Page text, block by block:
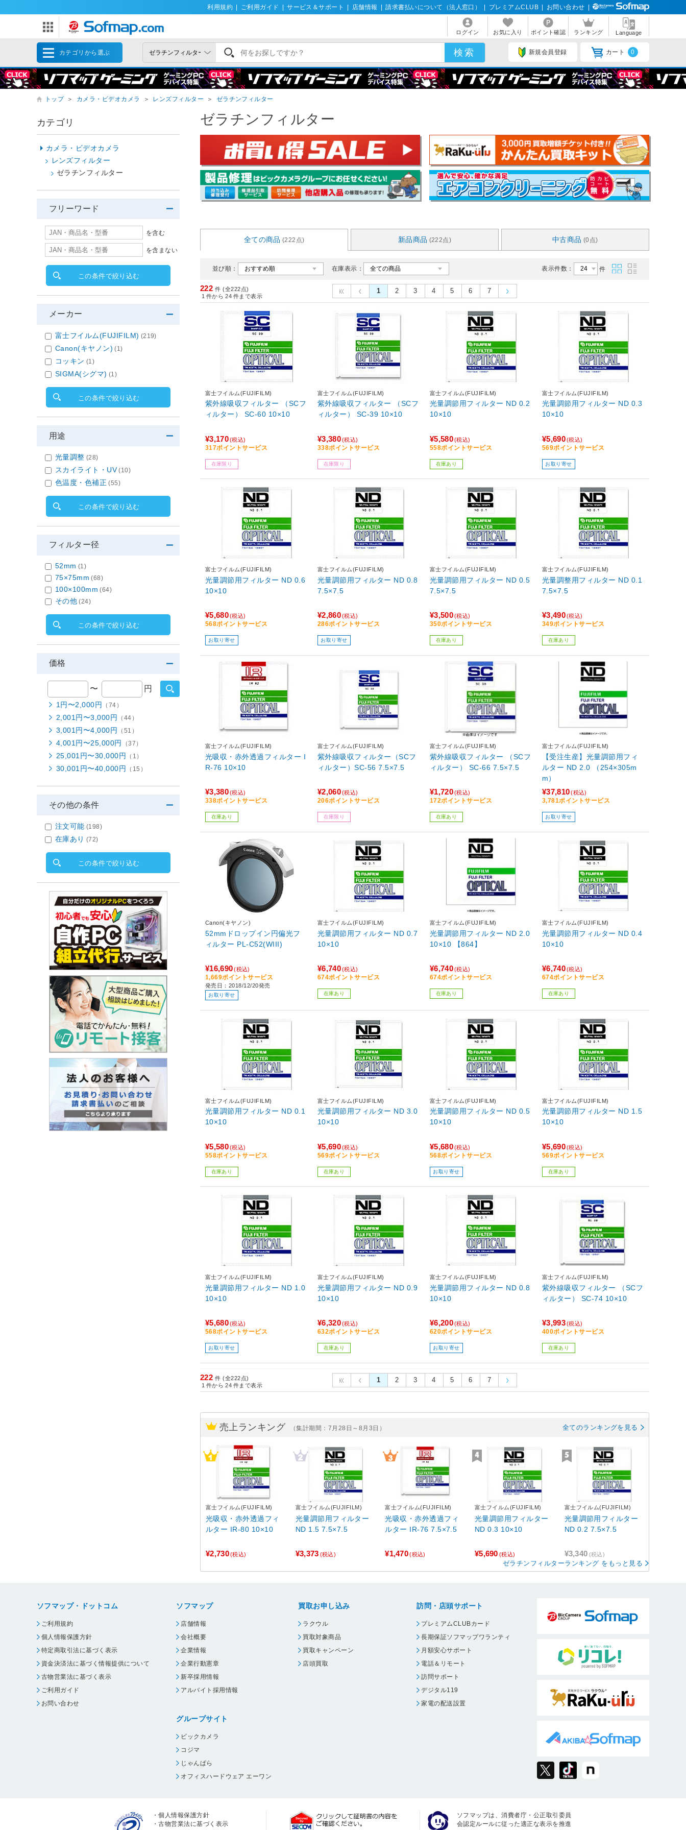
利用規約 ご利用ガイド サービス＆サポート 店舗情報 請求書払いについて（法人窓口） プレミアムCLUB お問い合わせ
ログイン お気に入り ポイント確認 ランキング Language
カテゴリから選ぶ 新規会員登録 カート 0
トップ ＞ カメラ・ビデオカメラ ＞ レンズフィルター ＞ ゼラチンフィルター
ゼラチンフィルター
全ての商品 (222点) 新品商品 (222点) 中古商品 (0点)
並び順： 在庫表示： 表示件数： 件
222 件 (全222点)
1 件から 24 件まで表示
1 2 3 4 5 6 7
富士フイルム(FUJIFILM)
紫外線吸収フィルター （SCフ
ィルター） SC-60 10×10
¥3,170(税込)
317ポイントサービス
在庫限り
富士フイルム(FUJIFILM)
紫外線吸収フィルター （SCフ
ィルター） SC-39 10×10
¥3,380(税込)
338ポイントサービス
在庫限り
富士フイルム(FUJIFILM)
光量調節用フィルター ND 0.2
10×10
¥5,580(税込)
558ポイントサービス
在庫あり
富士フイルム(FUJIFILM)
光量調節用フィルター ND 0.3
10×10
¥5,690(税込)
569ポイントサービス
お取り寄せ
富士フイルム(FUJIFILM)
光量調節用フィルター ND 0.6
10×10
¥5,680(税込)
568ポイントサービス
お取り寄せ
富士フイルム(FUJIFILM)
光量調節用フィルター ND 0.8
7.5×7.5
¥2,860(税込)
286ポイントサービス
お取り寄せ
富士フイルム(FUJIFILM)
光量調節用フィルター ND 0.5
7.5×7.5
¥3,500(税込)
350ポイントサービス
在庫あり
富士フイルム(FUJIFILM)
光量調整用フィルター ND 0.1
7.5×7.5
¥3,490(税込)
349ポイントサービス
在庫あり
富士フイルム(FUJIFILM)
光吸収・赤外透過フィルター I
R-76 10×10
¥3,380(税込)
338ポイントサービス
在庫あり
富士フイルム(FUJIFILM)
紫外線吸収フィルター（SCフ
ィルター）SC-56 7.5×7.5
¥2,060(税込)
206ポイントサービス
在庫限り
富士フイルム(FUJIFILM)
紫外線吸収フィルター （SCフ
ィルター） SC-66 7.5×7.5
¥1,720(税込)
172ポイントサービス
在庫あり
富士フイルム(FUJIFILM)
【受注生産】光量調節用フィ
ルター ND 2.0 （254×305m
m）
¥37,810(税込)
3,781ポイントサービス
お取り寄せ
Canon(キヤノン)
52mmドロップイン円偏光フ
ィルター PL-C52(WIII)
¥16,690(税込)
1,669ポイントサービス
発売日：2018/12/20発売
お取り寄せ
富士フイルム(FUJIFILM)
光量調節用フィルター ND 0.7
10×10
¥6,740(税込)
674ポイントサービス
在庫あり
富士フイルム(FUJIFILM)
光量調節用フィルター ND 2.0
10×10 【864】
¥6,740(税込)
674ポイントサービス
在庫あり
富士フイルム(FUJIFILM)
光量調節用フィルター ND 0.4
10×10
¥6,740(税込)
674ポイントサービス
在庫あり
富士フイルム(FUJIFILM)
光量調節用フィルター ND 0.1
10×10
¥5,580(税込)
558ポイントサービス
在庫あり
富士フイルム(FUJIFILM)
光量調節用フィルター ND 3.0
10×10
¥5,690(税込)
569ポイントサービス
在庫あり
富士フイルム(FUJIFILM)
光量調節用フィルター ND 0.5
10×10
¥5,680(税込)
568ポイントサービス
お取り寄せ
富士フイルム(FUJIFILM)
光量調節用フィルター ND 1.5
10×10
¥5,690(税込)
569ポイントサービス
在庫あり
富士フイルム(FUJIFILM)
光量調節用フィルター ND 1.0
10×10
¥5,680(税込)
568ポイントサービス
お取り寄せ
富士フイルム(FUJIFILM)
光量調節用フィルター ND 0.9
10×10
¥6,320(税込)
632ポイントサービス
在庫あり
富士フイルム(FUJIFILM)
光量調節用フィルター ND 0.8
10×10
¥6,200(税込)
620ポイントサービス
お取り寄せ
富士フイルム(FUJIFILM)
紫外線吸収フィルター （SCフ
ィルター） SC-74 10×10
¥3,993(税込)
400ポイントサービス
在庫あり
222 件 (全222点)
1 件から 24 件まで表示
1 2 3 4 5 6 7
売上ランキング （集計期間：7月28日～8月3日） 全てのランキングを見る
富士フイルム(FUJIFILM)
光吸収・赤外透過フィ
ルター IR-80 10×10
¥2,730(税込)
富士フイルム(FUJIFILM)
光量調節用フィルター
ND 1.5 7.5×7.5
¥3,373 (税込)
富士フイルム(FUJIFILM)
光吸収・赤外透過フィ
ルター IR-76 7.5×7.5
¥1,470(税込)
富士フイルム(FUJIFILM)
光量調節用フィルター
ND 0.3 10×10
¥5,690 (税込)
富士フイルム(FUJIFILM)
光量調節用フィルター
ND 0.2 7.5×7.5
¥3,340 (税込)
ゼラチンフィルターランキング をもっと見る
カテゴリ
カメラ・ビデオカメラ
レンズフィルター
ゼラチンフィルター
フリーワード
を含む
を含まない
この条件で絞り込む
メーカー
富士フイルム(FUJIFILM) (219)
Canon(キヤノン) (1)
コッキン (1)
SIGMA(シグマ) (1)
この条件で絞り込む
用途
光量調整 (28)
スカイライト・UV (10)
色温度・色補正 (55)
この条件で絞り込む
フィルター径
52mm (1)
75×75mm (68)
100×100mm (64)
その他 (24)
この条件で絞り込む
価格
〜 円
1円〜2,000円 （74）
2,001円〜3,000円 （44）
3,001円〜4,000円 （51）
4,001円〜25,000円 （37）
25,001円〜30,000円 （1）
30,001円〜40,000円 （15）
その他の条件
注文可能 (198)
在庫あり (72)
この条件で絞り込む
ソフマップ・ドットコム
ご利用規約
個人情報保護方針
特定商取引法に基づく表示
資金決済法に基づく情報提供について
古物営業法に基づく表示
ご利用ガイド
お問い合わせ
ソフマップ
店舗情報
会社概要
企業情報
企業行動憲章
新卒採用情報
アルバイト採用情報
グループサイト
ビックカメラ
コジマ
じゃんぱら
オフィスハードウェア エーワン
買取お申し込み
ラクウル
買取対象商品
買取キャンペーン
店頭買取
訪問・店頭サポート
プレミアムCLUBカード
長期保証ソフマップワランティ
月額安心サポート
電話＆リモート
訪問サポート
デジタル119
家電の配送設置
・個人情報保護方針
・古物営業法に基づく表示
ソフマップは、消費者庁・公正取引委員
会認定ルールに従った適正な表示を推進